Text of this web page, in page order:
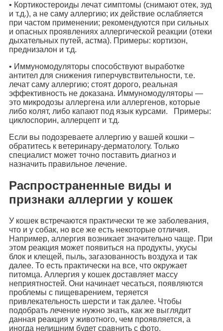
• Кортикостероиды лечат симптомы (снимают отек, зуд
и т.д.), а не саму аллергию; их действие ослабляется
при частом применении; рекомендуются при сильных
и опасных проявлениях аллергической реакции (отеки
дыхательных путей, астма). Примеры: кортизон,
преднизалон и т.д.
• Иммуномодуляторы способствуют выработке
антител для снижения гиперчувствительности, т.е.
лечат саму аллергию; стоят дорого, реальная
эффективность не доказана. Иммуномодуляторы —
это микродозы аллергена или аллергенов, которые
либо колят, либо капают под язык курсами. Примеры:
циклоспорин, аллерцепт и т.д.
Если вы подозреваете аллергию у вашей кошки –
обратитесь к ветеринару-дерматологу. Только
специалист может точно поставить диагноз и
назначить правильное лечение.
Распространенные виды и
признаки аллергии у кошек
У кошек встречаются практически те же заболевания,
что и у собак, но все же есть некоторые отличия.
Например, аллергия возникает значительно чаще. При
этом реакция может появиться на продукты, укусы
блок и клещей, пыль, загазованность воздуха и так
далее. То есть практически на все, что окружает
питомца. Аллергия у кошек доставляет массу
неприятностей. Они начинает чесаться, появляются
проблемы с пищеварением, теряется
привлекательность шерсти и так далее. Чтобы
подобрать лечение нужно знать, как же выглядит
данная реакция у животного, чем проявляется, а
иногда нелишним будет сравнить с фото.